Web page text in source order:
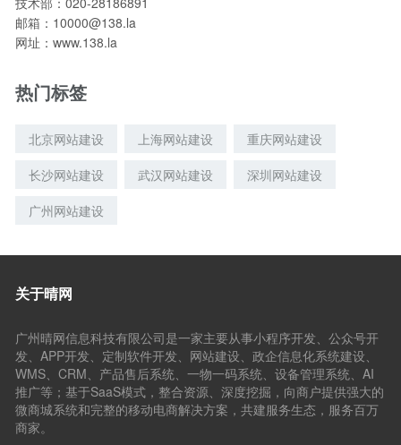
邮箱：10000@138.la
网址：www.138.la
热门标签
北京网站建设 上海网站建设
重庆网站建设
长沙网站建设
武汉网站建设
深圳网站建设
广州网站建设
关于晴网
广州晴网信息科技有限公司是一家主要从事小程序开发、公众号开
发、APP开发、定制软件开发、网站建设、政企信息化系统建设、
WMS、CRM、产品售后系统、一物一码系统、设备管理系统、AI
推广等；基于SaaS模式，整合资源、深度挖掘，向商户提供强大的
微商城系统和完整的移动电商解决方案，共建服务生态，服务百万
商家。